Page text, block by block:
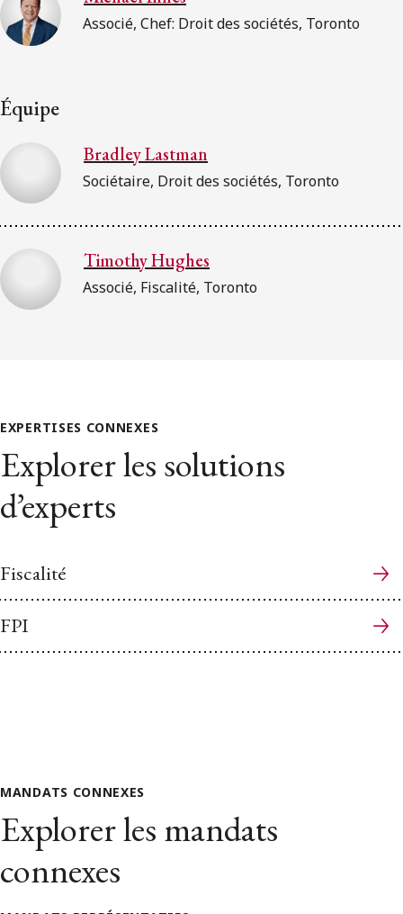
Associé, Chef: Droit des sociétés, Toronto
Équipe
Bradley Lastman
Sociétaire, Droit des sociétés, Toronto
Timothy Hughes
Associé, Fiscalité, Toronto
EXPERTISES CONNEXES
Explorer les solutions
d’experts
Fiscalité
FPI
MANDATS CONNEXES
Explorer les mandats
connexes